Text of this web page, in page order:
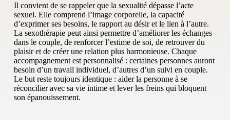
Il convient de se rappeler que la sexualité dépasse l’acte
sexuel. Elle comprend l’image corporelle, la capacité
d’exprimer ses besoins, le rapport au désir et le lien à l’autre.
La sexothérapie peut ainsi permettre d’améliorer les échanges
dans le couple, de renforcer l’estime de soi, de retrouver du
plaisir et de créer une relation plus harmonieuse. Chaque
accompagnement est personnalisé : certaines personnes auront
besoin d’un travail individuel, d’autres d’un suivi en couple.
Le but reste toujours identique : aider la personne à se
réconcilier avec sa vie intime et lever les freins qui bloquent
son épanouissement.